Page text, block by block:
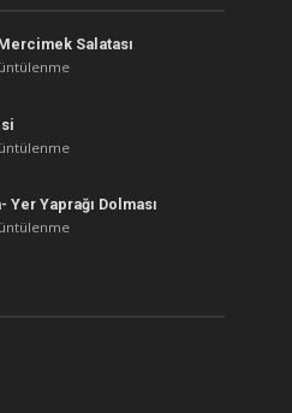
Salatası
Yer Yaprağı Dolması